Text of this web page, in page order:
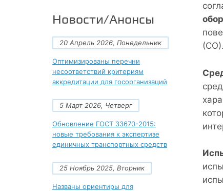
Новости/Анонсы
20 Апрель 2026, Понедельник
Оптимизированы перечни
несоответствий критериям
аккредитации для госорганизаций
5 Март 2026, Четверг
Обновление ГОСТ 33670-2015:
новые требования к экспертизе
единичных транспортных средств
25 Ноябрь 2025, Вторник
Названы ориентиры для
(СО).